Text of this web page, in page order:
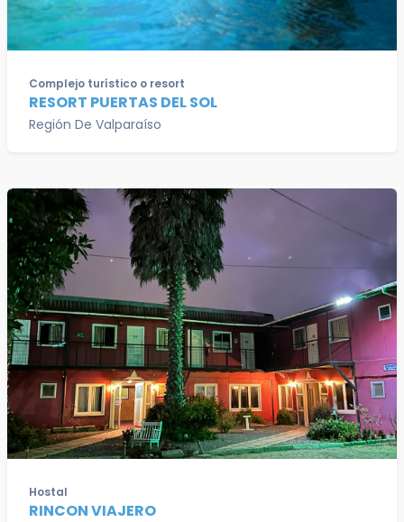
Complejo turístico o resort
RESORT PUERTAS DEL SOL
Región De Valparaíso
Hostal
RINCON VIAJERO